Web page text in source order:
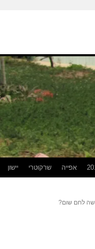
יישון שרקוטרי אפייה
לחם שום?